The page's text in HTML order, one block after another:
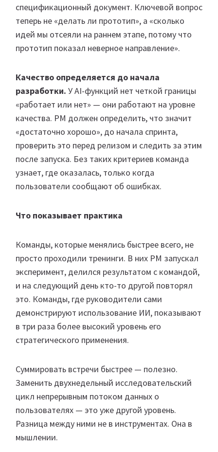
спецификационный документ. Ключевой вопрос
теперь не «делать ли прототип», а «сколько
идей мы отсеяли на раннем этапе, потому что
прототип показал неверное направление».
Качество определяется до начала
разработки. У AI-функций нет четкой границы
«работает или нет» — они работают на уровне
качества. PM должен определить, что значит
«достаточно хорошо», до начала спринта,
проверить это перед релизом и следить за этим
после запуска. Без таких критериев команда
узнает, где оказалась, только когда
пользователи сообщают об ошибках.
Что показывает практика
Команды, которые менялись быстрее всего, не
просто проходили тренинги. В них PM запускал
эксперимент, делился результатом с командой,
и на следующий день кто-то другой повторял
это. Команды, где руководители сами
демонстрируют использование ИИ, показывают
в три раза более высокий уровень его
стратегического применения.
Суммировать встречи быстрее — полезно.
Заменить двухнедельный исследовательский
цикл непрерывным потоком данных о
пользователях — это уже другой уровень.
Разница между ними не в инструментах. Она в
мышлении.